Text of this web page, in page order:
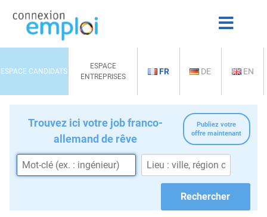
ESPACE CANDIDATS
ESPACE
ENTREPRISES
FR DE EN
Publiez votre
offre maintenant
Trouvez ici votre job franco-
allemand de rêve